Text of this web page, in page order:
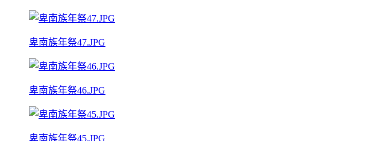
卑南族年祭47.JPG
卑南族年祭46.JPG
卑南族年祭45.JPG